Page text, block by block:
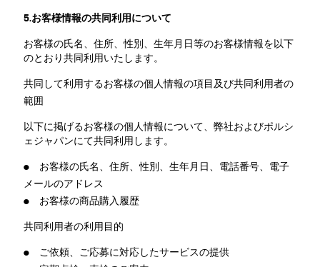
5.お客様情報の共同利用について
お客様の氏名、住所、性別、生年月日等のお客様情報を以下
のとおり共同利用いたします。
共同して利用するお客様の個人情報の項目及び共同利用者の
範囲
以下に掲げるお客様の個人情報について、弊社およびポルシ
ェジャパンにて共同利用します。
● お客様の氏名、住所、性別、生年月日、電話番号、電子
メールのアドレス
● お客様の商品購入履歴
共同利用者の利用目的
● ご依頼、ご応募に対応したサービスの提供